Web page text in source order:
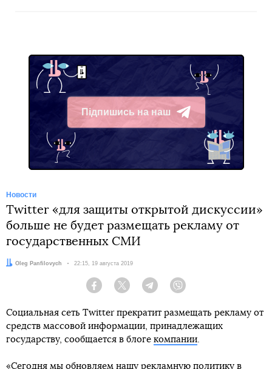
Підпишись на наш
Telegram
Новости
Twitter «для защиты открытой дискуссии»
больше не будет размещать рекламу от
государственных СМИ
Автор:
Oleg Panfilovych Дата:
22:15, 19 августа 2019
Facebook Twitter Telegram
Социальная сеть Twitter прекратит размещать рекламу от
средств массовой информации, принадлежащих
государству, сообщается в блоге компании.
«Сегодня мы обновляем нашу рекламную политику в